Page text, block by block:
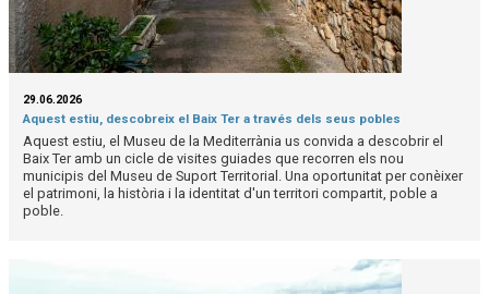
29.06.2026
Aquest estiu, descobreix el Baix Ter a través dels seus pobles
Aquest estiu, el Museu de la Mediterrània us convida a descobrir el
Baix Ter amb un cicle de visites guiades que recorren els nou
municipis del Museu de Suport Territorial. Una oportunitat per conèixer
el patrimoni, la història i la identitat d'un territori compartit, poble a
poble.